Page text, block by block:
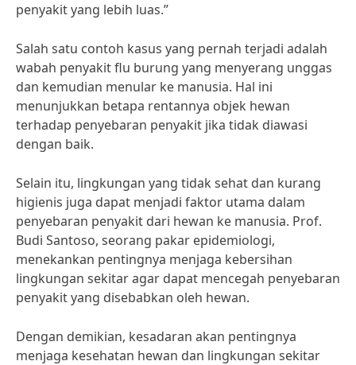
penyakit yang lebih luas.”
Salah satu contoh kasus yang pernah terjadi adalah
wabah penyakit flu burung yang menyerang unggas
dan kemudian menular ke manusia. Hal ini
menunjukkan betapa rentannya objek hewan
terhadap penyebaran penyakit jika tidak diawasi
dengan baik.
Selain itu, lingkungan yang tidak sehat dan kurang
higienis juga dapat menjadi faktor utama dalam
penyebaran penyakit dari hewan ke manusia. Prof.
Budi Santoso, seorang pakar epidemiologi,
menekankan pentingnya menjaga kebersihan
lingkungan sekitar agar dapat mencegah penyebaran
penyakit yang disebabkan oleh hewan.
Dengan demikian, kesadaran akan pentingnya
menjaga kesehatan hewan dan lingkungan sekitar